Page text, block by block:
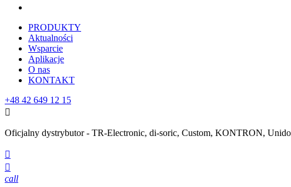
PRODUKTY
Aktualności
Wsparcie
Aplikacje
O nas
KONTAKT
+48 42 649 12 15

Oficjalny dystrybutor - TR-Electronic, di-soric, Custom, KONTRON,


call